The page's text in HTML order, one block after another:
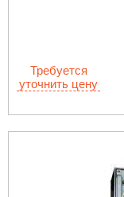
Требуется
уточнить цену